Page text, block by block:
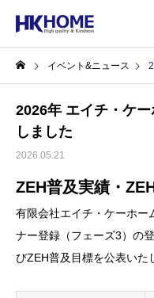
イベント&ニュース
2026年 エイチ・ケ
しました
2026.05.21
ZEH普及実績・
有限会社エイチ・ケーホー
ナー登録（フェーズ3）の
びZEH普及目標を公表いた